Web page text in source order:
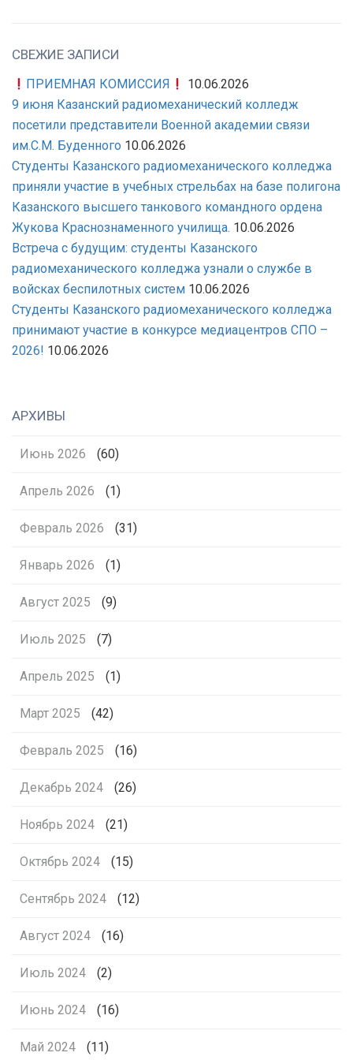
СВЕЖИЕ ЗАПИСИ
ПРИЕМНАЯ КОМИССИЯ
10.06.2026
9 июня Казанский радиомеханический колледж
посетили представители Военной академии связи
им.С.М. Буденного 10.06.2026
Студенты Казанского радиомеханического колледжа
приняли участие в учебных стрельбах на базе полигона
Казанского высшего танкового командного ордена
Жукова Краснознаменного училища. 10.06.2026
Встреча с будущим: студенты Казанского
радиомеханического колледжа узнали о службе в
войсках беспилотных систем 10.06.2026
Студенты Казанского радиомеханического колледжа
принимают участие в конкурсе медиацентров СПО –
2026! 10.06.2026
АРХИВЫ
Июнь 2026 (60)
Апрель 2026 (1)
Февраль 2026 (31)
Январь 2026 (1)
Август 2025 (9)
Июль 2025 (7)
Апрель 2025 (1)
Март 2025 (42)
Февраль 2025 (16)
Декабрь 2024 (26)
Ноябрь 2024 (21)
Октябрь 2024 (15)
Сентябрь 2024 (12)
Август 2024 (16)
Июль 2024 (2)
Июнь 2024 (16)
Май 2024 (11)